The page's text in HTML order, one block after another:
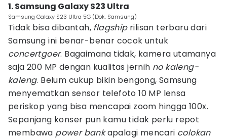
1. Samsung Galaxy S23 Ultra
Samsung Galaxy S23 Ultra 5G (Dok. Samsung)
Tidak bisa dibantah, flagshiprilisan terbaru dari
Samsung ini benar-benar cocok untuk
concertgoer. Bagaimana tidak, kamera utamanya
saja 200 MP dengan kualitas jernih no kaleng-
kaleng. Belum cukup bikin bengong, Samsung
menyematkan sensor telefoto 10 MP lensa
periskop yang bisa mencapai zoom hingga 100x.
Sepanjang konser pun kamu tidak perlu repot
membawa power bankapalagi mencari colokan